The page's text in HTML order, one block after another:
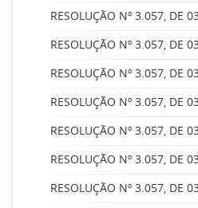
RESOLUÇÃO Nº 3.057, DE
RESOLUÇÃO Nº 3.057, DE
RESOLUÇÃO Nº 3.057, DE
RESOLUÇÃO Nº 3.057, DE
RESOLUÇÃO Nº 3.057, DE
RESOLUÇÃO Nº 3.057, DE
RESOLUÇÃO Nº 3.057, DE